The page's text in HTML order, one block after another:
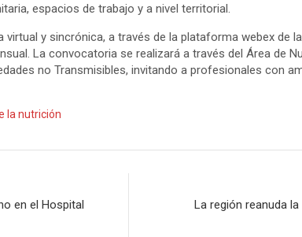
espacios de trabajo y a nivel territorial.
y sincrónica, a través de la plataforma webex de
La convocatoria se realizará a través del Área de
no Transmisibles, invitando a profesionales con
la nutrición
en el Hospital
La región reanuda